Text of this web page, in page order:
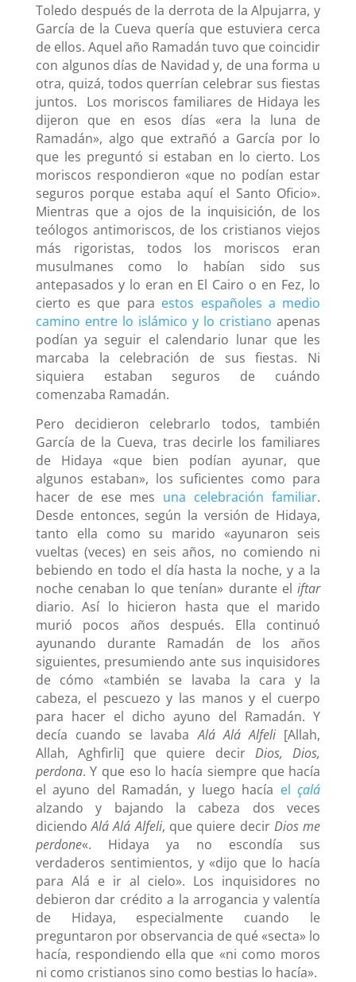
Toledo después de la derrota de la Alpujarra, y
García de la Cueva quería que estuviera cerca
de ellos. Aquel año Ramadán tuvo que coincidir
con algunos días de Navidad y, de una forma u
otra, quizá, todos querrían celebrar sus fiestas
juntos. Los moriscos familiares de Hidaya les
dijeron que en esos días «era la luna de
Ramadán», algo que extrañó a García por lo
que les preguntó si estaban en lo cierto. Los
moriscos respondieron «que no podían estar
seguros porque estaba aquí el Santo Oficio».
Mientras que a ojos de la inquisición, de los
teólogos antimoriscos, de los cristianos viejos
más rigoristas, todos los moriscos eran
musulmanes como lo habían sido sus
antepasados y lo eran en El Cairo o en Fez, lo
cierto es que para estos españoles a medio
camino entre lo islámico y lo cristiano apenas
podían ya seguir el calendario lunar que les
marcaba la celebración de sus fiestas. Ni
siquiera estaban seguros de cuándo
comenzaba Ramadán.
Pero decidieron celebrarlo todos, también
García de la Cueva, tras decirle los familiares
de Hidaya «que bien podían ayunar, que
algunos estaban», los suficientes como para
hacer de ese mes una celebración familiar.
Desde entonces, según la versión de Hidaya,
tanto ella como su marido «ayunaron seis
vueltas (veces) en seis años, no comiendo ni
bebiendo en todo el día hasta la noche, y a la
noche cenaban lo que tenían» durante eliftar
diario. Así lo hicieron hasta que el marido
murió pocos años después. Ella continuó
ayunando durante Ramadán de los años
siguientes, presumiendo ante sus inquisidores
de cómo «también se lavaba la cara y la
cabeza, el pescuezo y las manos y el cuerpo
para hacer el dicho ayuno del Ramadán. Y
decía cuando se lavabaAlá Alá Alfeli [Allah,
Allah, Aghfirli] que quiere decir Dios, Dios,
perdona. Y que eso lo hacía siempre que hacía
el ayuno del Ramadán, y luego hacía elçalá
alzando y bajando la cabeza dos veces
diciendoAlá Alá Alfeli, que quiere decir Dios me
perdone«. Hidaya ya no escondía sus
verdaderos sentimientos, y «dijo que lo hacía
para Alá e ir al cielo». Los inquisidores no
debieron dar crédito a la arrogancia y valentía
de Hidaya, especialmente cuando le
preguntaron por observancia de qué «secta» lo
hacía, respondiendo ella que «ni como moros
ni como cristianos sino como bestias lo hacía».